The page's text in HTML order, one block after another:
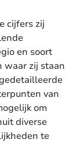
cijfers zij
en soort
waar zij staan
van
om
diverse
te